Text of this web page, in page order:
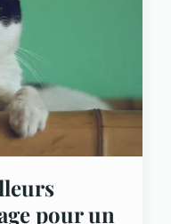
pour un